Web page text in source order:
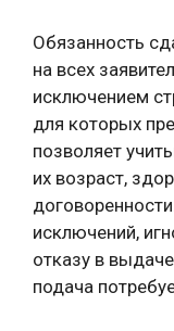
Обязанность
на всех
исключением
для которых
позволяет
их возраст,
исключений,
отказу в
подача